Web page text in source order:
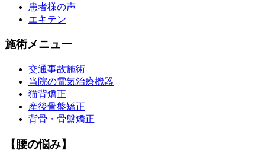
患者様の声
エキテン
施術メニュー
交通事故施術
当院の電気治療機器
猫背矯正
産後骨盤矯正
背骨・骨盤矯正
【腰の悩み】